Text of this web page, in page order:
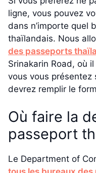
ligne, vous pouvez
dans n’importe quel
thaïlandais. Nous
des passeports
Srinakarin Road, où
vous vous présentez
devrez remplir le
Où faire la
passeport
Le Department of